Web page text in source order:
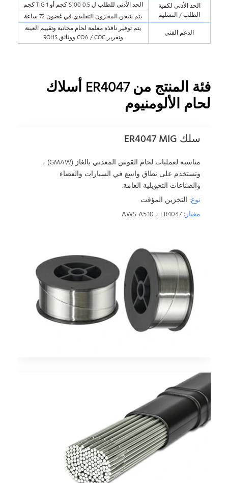
الحد الأدنى لكمية
الطلب / التسليم
الحد الأدنى للطلب ل S100 0.5 كجم أو TIG 1 كجم
يتم شحن المخزون التقليدي في غضون 72 ساعة
الدعم الفني
يتم توفير نافذة معلمة لحام مجانية وتقييم العينة
وتقرير COA / COC ووثائق ROHS
فئة المنتج من ER4047 أسلاك
لحام الألومنيوم
سلك ER4047 MIG
مناسبة لعمليات لحام القوس المعدني بالغاز (GMAW) ،
وتستخدم على نطاق واسع في السيارات والفضاء
والصناعات التحويلية العامة.
نوع: التخزين المؤقت
معيار: AWS A5.10 ، ER4047